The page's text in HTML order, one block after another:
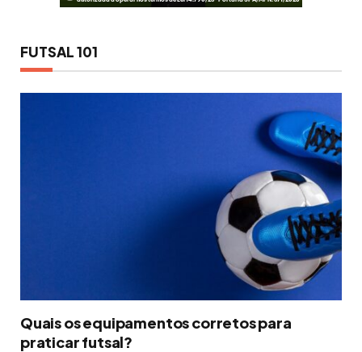
FUTSAL 101
Quais os equipamentos corretos para
praticar futsal?